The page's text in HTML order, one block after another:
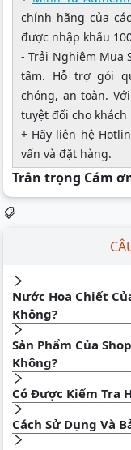
chính hãng của
được nhập khấu
- Trải Nghiệm Mua
tâm. Hỗ trợ gói
chóng, an toàn.
tuyệt đối cho khách
+ Hãy liên hệ
vấn và đặt hàng.
Trân trọng Cám
Nước Hoa Chiết
Không?
Sản Phẩm Của
Không?
Có Được Kiểm Tra
Cách Sử Dụng Và